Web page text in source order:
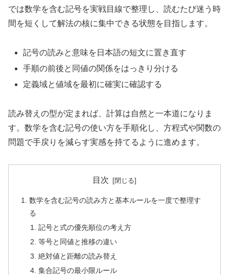
では数学を含む記号を実戦目線で整理し、読むたび迷う時
間を短くして解法の核に集中できる状態を目指します。
記号の読みと意味を日本語の短文に置き直す
手順の前後と同値の関係をはっきり分ける
定義域と値域を最初に確実に確認する
読み替えの型が定まれば、計算は自然と一本道になりま
す。数学を含む記号の使い方を手順化し、方程式や関数の
問題で手戻りを減らす実感を持てるように進めます。
目次
数学を含む記号の読み方と基本ルールを一度で整理す
る
記号と式の優先順位の考え方
等号と同値と推移の違い
絶対値と距離の読み替え
集合記号の最小限ルール